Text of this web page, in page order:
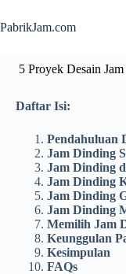
PabrikJam.com
5 Proyek Desain
Daftar Isi:
Pendahuluan
Jam Dinding
Jam Dinding
Jam Dinding
Jam Dinding
Jam Dinding
Memilih Jam
Keunggulan
Kesimpulan
FAQs